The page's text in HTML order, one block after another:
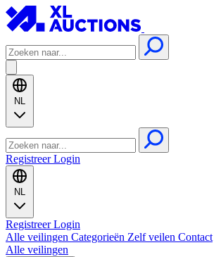
NL
RegistreerLogin
NL
RegistreerLogin
Alle veilingen Categorieën Zelf veilen Contact
Alle veilingen